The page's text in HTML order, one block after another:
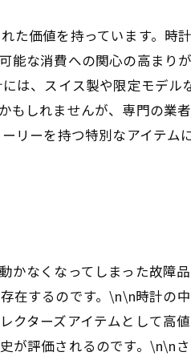
価値を持っています。時計
能な消費への関心の高まり
は、スイス製や限定モデル
もしれませんが、専門の業
リーを持つ特別なアイテム
かなくなってしまった故障
在するのです。\n\n時計の
クターズアイテムとして高
が評価されるのです。\n\n